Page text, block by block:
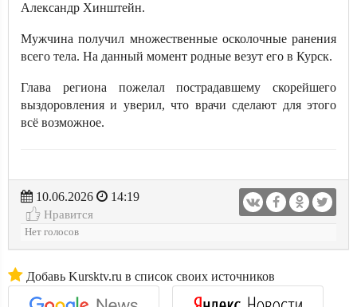
Александр Хинштейн.
Мужчина получил множественные осколочные ранения
всего тела. На данный момент родные везут его в Курск.
Глава региона пожелал пострадавшему скорейшего
выздоровления и уверил, что врачи сделают для этого
всё возможное.
10.06.2026
14:19
Нравится
Нет голосов
Добавь Kursktv.ru в список своих источников